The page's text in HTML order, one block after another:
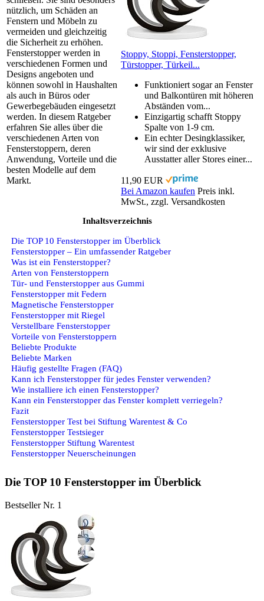
nützlich, um Schäden an
Fenstern und Möbeln zu
vermeiden und gleichzeitig
die Sicherheit zu erhöhen.
Fensterstopper werden in
verschiedenen Formen und
Designs angeboten und
können sowohl in Haushalten
als auch in Büros oder
Gewerbegebäuden eingesetzt
werden. In diesem Ratgeber
erfahren Sie alles über die
verschiedenen Arten von
Fensterstoppern, deren
Anwendung, Vorteile und die
besten Modelle auf dem
Markt.
Stoppy, Stoppi, Fensterstopper,
Türstopper, Türkeil...
Funktioniert sogar an Fenster
und Balkontüren mit höheren
Abständen vom...
Einzigartig schafft Stoppy
Spalte von 1-9 cm.
Ein echter Desingklassiker,
wir sind der exklusive
Ausstatter aller Stores einer...
11,90 EUR
Bei Amazon kaufen Preis inkl.
MwSt., zzgl. Versandkosten
Inhaltsverzeichnis
Die TOP 10 Fensterstopper im Überblick
Fensterstopper – Ein umfassender Ratgeber
Was ist ein Fensterstopper?
Arten von Fensterstoppern
Tür- und Fensterstopper aus Gummi
Fensterstopper mit Federn
Magnetische Fensterstopper
Fensterstopper mit Riegel
Verstellbare Fensterstopper
Vorteile von Fensterstoppern
Beliebte Produkte
Beliebte Marken
Häufig gestellte Fragen (FAQ)
Kann ich Fensterstopper für jedes Fenster verwenden?
Wie installiere ich einen Fensterstopper?
Kann ein Fensterstopper das Fenster komplett verriegeln?
Fazit
Fensterstopper Test bei Stiftung Warentest & Co
Fensterstopper Testsieger
Fensterstopper Stiftung Warentest
Fensterstopper Neuerscheinungen
Die TOP 10 Fensterstopper im Überblick
Bestseller Nr. 1